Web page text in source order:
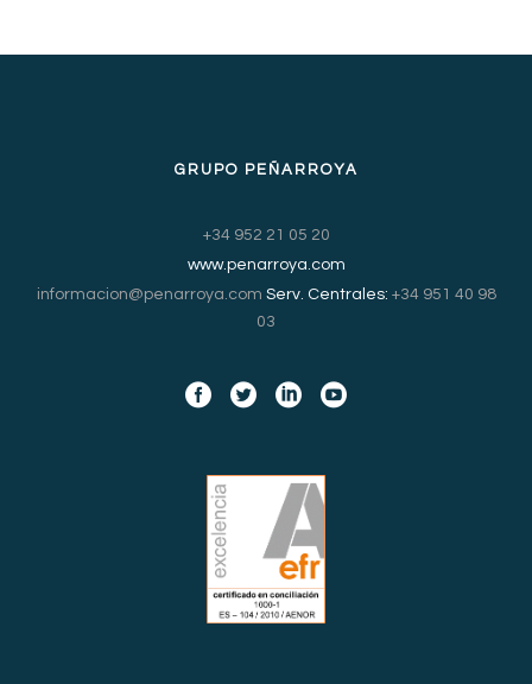
GRUPO PEÑARROYA
+34 952 21 05 20
www.penarroya.com
informacion@penarroya.com Serv. Centrales: +34 951 40 98
03